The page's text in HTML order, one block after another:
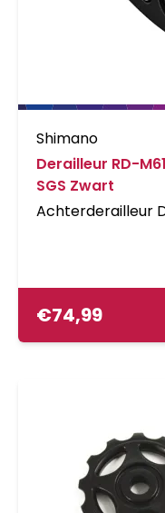
Shimano
Derailleur RD-
SGS Zwart
Achterderailleur
€74,99